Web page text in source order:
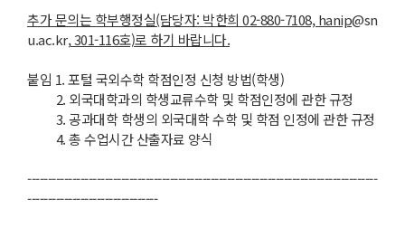
추가 문의는 학부행정실(담당자: 박한희 02-880-7108, hanip@sn
u.ac.kr,301-116호)로 하기 바랍니다.
붙임 1. 포털 국외수학 학점인정 신청 방법(학생)
2. 외국대학과의 학생교류수학 및 학점인정에 관한 규정
3. 공과대학 학생의 외국대학 수학 및 학점 인정에 관한 규정
4. 총 수업시간 산출자료 양식
--------------------------------------------------------------------------------------
--------------------------------